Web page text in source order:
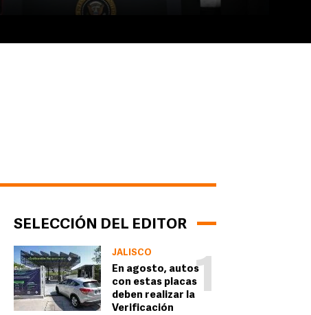
SELECCIÓN DEL EDITOR
1
JALISCO
En agosto, autos
con estas placas
deben realizar la
Verificación